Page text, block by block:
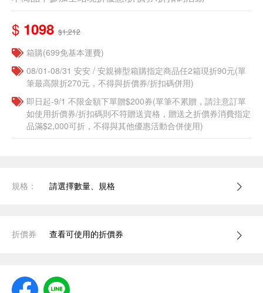
$ 1098 $1,212
箱購(699免基本運費)
08/01-08/31 安安 / 安親褲型箱購指定商品任2箱現折90元(單
筆最高限折270元，不得與折價券/折扣碼併用)
即日起-9/1 不限金額下單贈$200券(單筆不累贈，請注意訂單
如使用折價券/折扣碼則不符贈送資格，贈送之折價券消費指定
品滿$2,000可折，不得與其他優惠活動合併使用)
規格： 請選擇數量、規格
折價券 查看可使用的折價券